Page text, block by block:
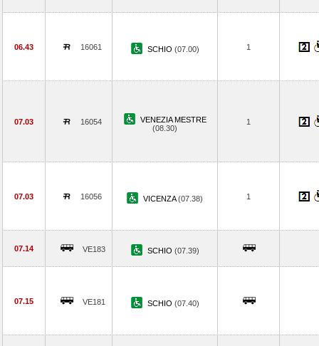
06.43 16061 SCHIO (07.00) 1
07.03 16054
VENEZIA MESTRE
(08.30)
1
07.03 16056 VICENZA(07.38) 1
07.14 VE183 SCHIO (07.39)
07.15 VE181 SCHIO (07.40)